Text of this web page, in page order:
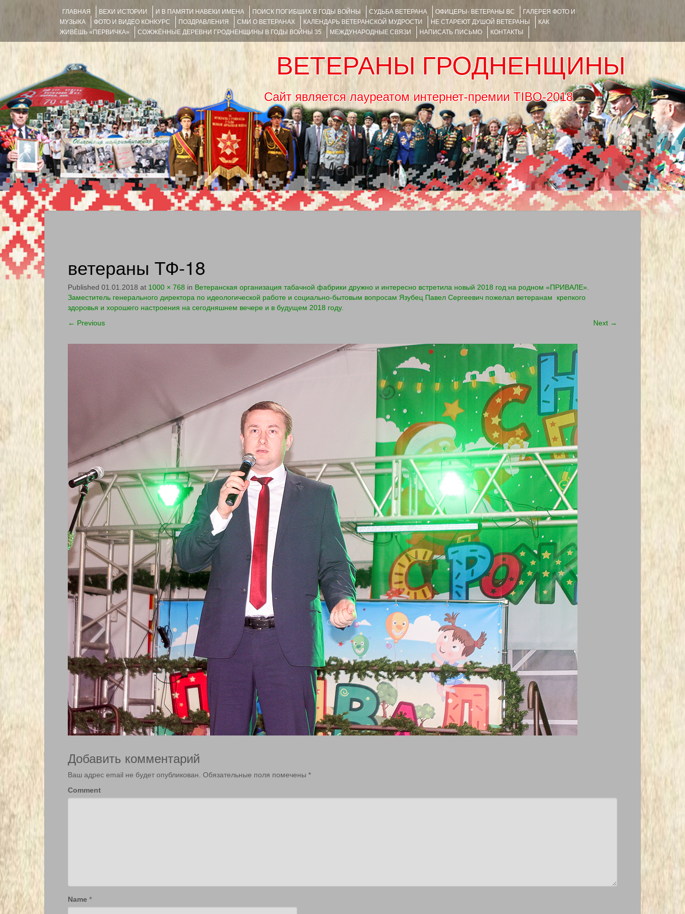
ГЛАВНАЯ ВЕХИ ИСТОРИИ И В ПАМЯТИ НАВЕКИ ИМЕНА ПОИСК ПОГИБШИХ В ГОДЫ ВОЙНЫ СУДЬБА ВЕТЕРАНА ОФИЦЕРЫ- ВЕТЕРАНЫ ВС
ГАЛЕРЕЯ ФОТО И
МУЗЫКА
ФОТО И ВИДЕО КОНКУРС ПОЗДРАВЛЕНИЯ СМИ О ВЕТЕРАНАХ КАЛЕНДАРЬ ВЕТЕРАНСКОЙ МУДРОСТИ НЕ СТАРЕЮТ ДУШОЙ ВЕТЕРАНЫ
КАК
ЖИВЁШЬ «ПЕРВИЧКА»
СОЖЖЁННЫЕ ДЕРЕВНИ ГРОДНЕНЩИНЫ В ГОДЫ ВОЙНЫ 35 МЕЖДУНАРОДНЫЕ СВЯЗИ НАПИСАТЬ ПИСЬМО КОНТАКТЫ
ВЕТЕРАНЫ ГРОДНЕНЩИНЫ
Сайт является лауреатом интернет-премии TIBO-2018
Menu
SKIP TO CONTENT
ветераны ТФ-18
Published 01.01.2018 at 1000 × 768 in Ветеранская организация табачной фабрики дружно и интересно встретила новый 2018 год на родном «ПРИВАЛЕ».
Заместитель генерального директора по идеологической работе и социально-бытовым вопросам Язубец Павел Сергеевич пожелал ветеранам крепкого
здоровья и хорошего настроения на сегодняшнем вечере и в будущем 2018 году.
← Previous Next →
Добавить комментарий
Ваш адрес email не будет опубликован. Обязательные поля помечены *
Comment
Name *